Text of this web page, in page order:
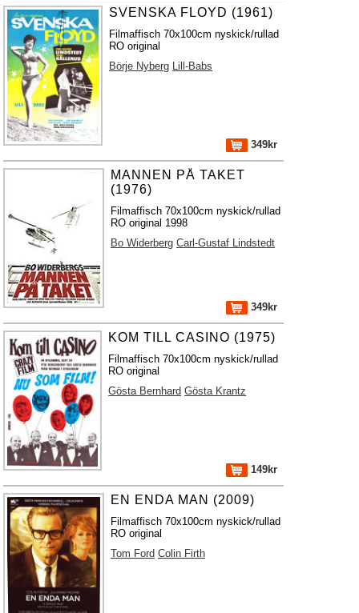
SVENSKA FLOYD (1961)
Filmaffisch 70x100cm nyskick/rullad
RO original
Börje Nyberg Lill-Babs
349kr
MANNEN PÅ TAKET
(1976)
Filmaffisch 70x100cm nyskick/rullad
RO original 1998
Bo Widerberg Carl-Gustaf Lindstedt
349kr
KOM TILL CASINO (1975)
Filmaffisch 70x100cm nyskick/rullad
RO original
Gösta Bernhard Gösta Krantz
149kr
EN ENDA MAN (2009)
Filmaffisch 70x100cm nyskick/rullad
RO original
Tom Ford Colin Firth